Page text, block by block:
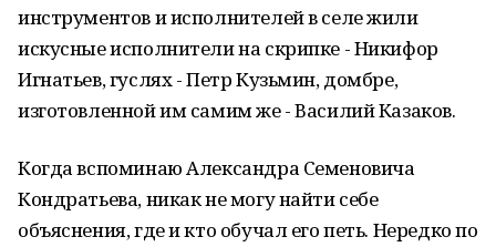
инструментов и исполнителей в селе жили
искусные исполнители на скрипке - Никифор
Игнатьев, гуслях - Петр Кузьмин, домбре,
изготовленной им самим же - Василий Казаков.
Когда вспоминаю Александра Семеновича
Кондратьева, никак не могу найти себе
объяснения, где и кто обучал его петь. Нередко по